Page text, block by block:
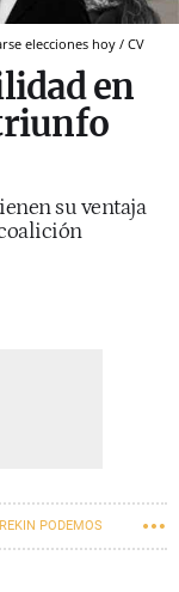
elecciones hoy / CV
en
su ventaja
PODEMOS